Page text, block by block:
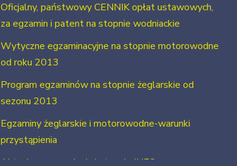
Oficjalny, państwowy CENNIK opłat ustawowych,
za egzamin i patent na stopnie wodniackie
Wytyczne egzaminacyjne na stopnie motorowodne
od roku 2013
Program egzaminów na stopnie żeglarskie od
sezonu 2013
Egzaminy żeglarskie i motorowodne-warunki
przystąpienia
Aktualne uprawnienia i stopnie INFO